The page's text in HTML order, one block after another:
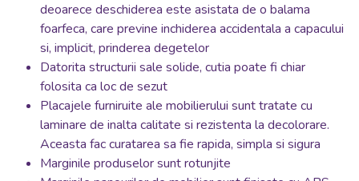
deoarece deschiderea este asistata de o balama
foarfeca, care previne inchiderea accidentala a capacului
si, implicit, prinderea degetelor
Datorita structurii sale solide, cutia poate fi chiar
folosita ca loc de sezut
Placajele furniruite ale mobilierului sunt tratate cu
laminare de inalta calitate si rezistenta la decolorare.
Aceasta fac curatarea sa fie rapida, simpla si sigura
Marginile produselor sunt rotunjite